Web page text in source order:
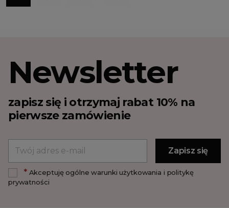
Newsletter
zapisz się i otrzymaj rabat 10% na
pierwsze zamówienie
*Akceptuję ogólne warunki użytkowania i politykę
prywatności